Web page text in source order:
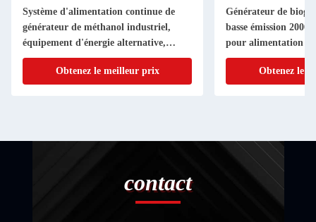
Système d'alimentation continue de
générateur de méthanol industriel,
équipement d'énergie alternative,
solution de secours à performance
Obtenez le meilleur prix
Générateur de
basse émission
pour alimentation
Obtenez le
contact